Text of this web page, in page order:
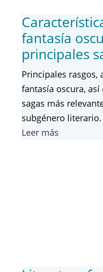
fantasía
principales
Principales rasgos,
fantasía oscura,
sagas más
subgénero literario.
Leer más